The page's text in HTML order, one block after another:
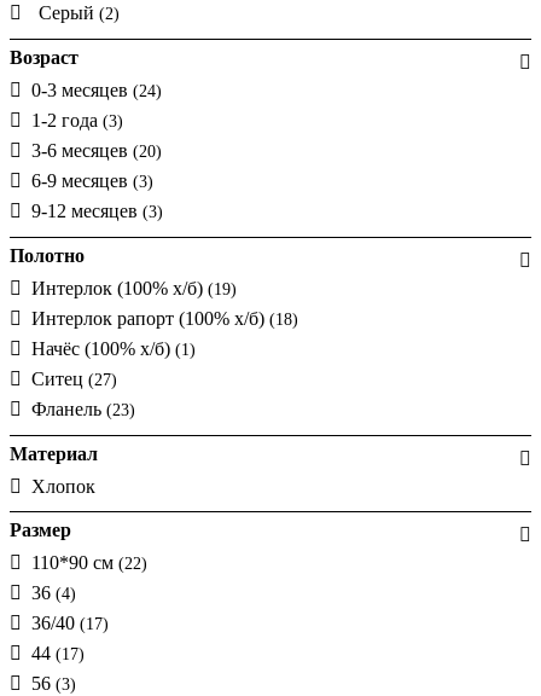
Серый (2)
Возраст
0-3 месяцев (24)
1-2 года (3)
3-6 месяцев (20)
6-9 месяцев (3)
9-12 месяцев (3)
Полотно
Интерлок (100% х/б) (19)
Интерлок рапорт (100% х/б) (18)
Начёс (100% х/б) (1)
Ситец (27)
Фланель (23)
Материал
Хлопок
Размер
110*90 см (22)
36 (4)
36/40 (17)
44 (17)
56 (3)